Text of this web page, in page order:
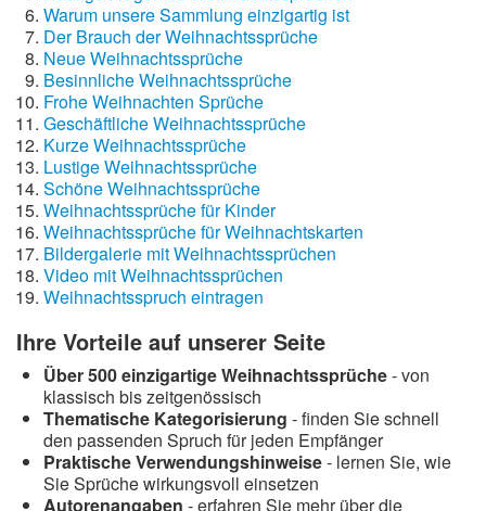
Warum unsere Sammlung einzigartig ist
Der Brauch der Weihnachtssprüche
Neue Weihnachtssprüche
Besinnliche Weihnachtssprüche
Frohe Weihnachten Sprüche
Geschäftliche Weihnachtssprüche
Kurze Weihnachtssprüche
Lustige Weihnachtssprüche
Schöne Weihnachtssprüche
Weihnachtssprüche für Kinder
Weihnachtssprüche für Weihnachtskarten
Bildergalerie mit Weihnachtssprüchen
Video mit Weihnachtssprüchen
Weihnachtsspruch eintragen
Ihre Vorteile auf unserer Seite
Über 500 einzigartige Weihnachtssprüche- von
klassisch bis zeitgenössisch
Thematische Kategorisierung - finden Sie schnell
den passenden Spruch für jeden Empfänger
Praktische Verwendungshinweise- lernen Sie, wie
Sie Sprüche wirkungsvoll einsetzen
Autorenangaben - erfahren Sie mehr über die